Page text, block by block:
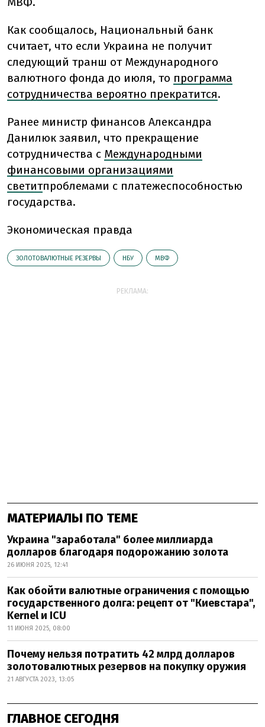
Как сообщалось, Национальный банк
считает, что если Украина не получит
следующий транш от Международного
валютного фонда до июля, то программа
сотрудничества вероятно прекратится.
Ранее министр финансов Александра
Данилюк заявил, что прекращение
сотрудничества с Международными
финансовыми организациями
светитпроблемами с платежеспособностью
государства.
Экономическая правда
ЗОЛОТОВАЛЮТНЫЕ РЕЗЕРВЫ НБУ МВФ
РЕКЛАМА:
МАТЕРИАЛЫ ПО ТЕМЕ
Украина "заработала" более миллиарда
долларов благодаря подорожанию золота
26 ИЮНЯ 2025, 12:41
Как обойти валютные ограничения с помощью
государственного долга: рецепт от "Киевстара",
Kernel и ICU
11 ИЮНЯ 2025, 08:00
Почему нельзя потратить 42 млрд долларов
золотовалютных резервов на покупку оружия
21 АВГУСТА 2023, 13:05
ГЛАВНОЕ СЕГОДНЯ